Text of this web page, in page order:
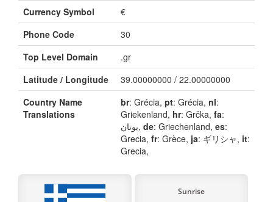
Currency Symbol
€
Phone Code
30
Top Level Domain
.gr
Latitude / Longitude
39.00000000 / 22.00000000
Country Name
Translations
br: Grécia, pt: Grécia, nl:
Griekenland, hr: Grčka, fa:
یونان, de: Griechenland, es:
Grecia, fr: Grèce, ja: ギリシャ, it:
Grecia,
Sunrise